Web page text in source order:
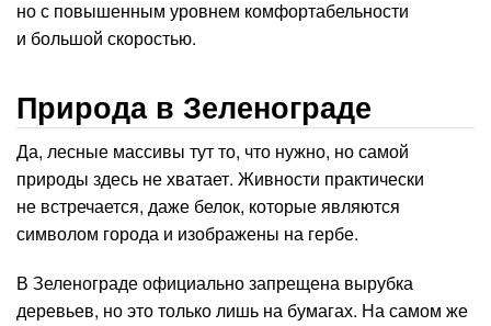
но с повышенным уровнем комфортабельности
и большой скоростью.
Природа в Зеленограде
Да, лесные массивы тут то, что нужно, но самой
природы здесь не хватает. Живности практически
не встречается, даже белок, которые являются
символом города и изображены на гербе.
В Зеленограде официально запрещена вырубка
деревьев, но это только лишь на бумагах. На самом же